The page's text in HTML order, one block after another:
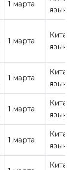
1 марта
язык
1 марта
язык
1 марта
язык
1 марта
язык
1 марта
язык